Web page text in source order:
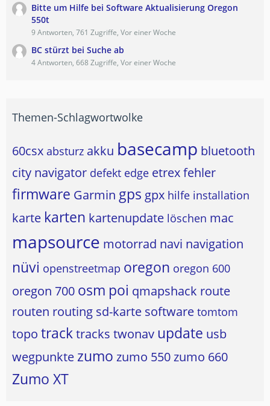
Bitte um Hilfe bei Software Aktualisierung Oregon
550t
9 Antworten, 761 Zugriffe, Vor einer Woche
BC stürzt bei Suche ab
4 Antworten, 668 Zugriffe, Vor einer Woche
Themen-Schlagwortwolke
60csx absturz akku basecamp bluetooth
city navigator defekt edge etrexfehler
firmware Garmin gps gpx hilfe installation
karte karten kartenupdate löschen mac
mapsource motorrad navi navigation
nüvi openstreetmap oregon oregon 600
oregon 700 osm poi qmapshack route
routen routing sd-karte software tomtom
topo tracktracks twonav update usb
wegpunkte zumo zumo 550zumo 660
Zumo XT